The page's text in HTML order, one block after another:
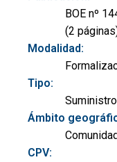
BOE nº
(2
Modalidad:
Tipo:
Ámbito
CPV: